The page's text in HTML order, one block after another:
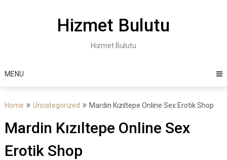
Hizmet Bulutu
Hizmet Bulutu
MENU
Home Uncategorized Mardin Kızıltepe Online Sex Erotik Shop
Mardin Kızıltepe Online Sex
Erotik Shop